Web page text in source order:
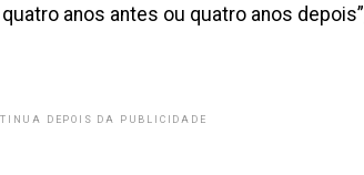
anos antes ou quatro anos
DEPOIS DA PUBLICIDADE